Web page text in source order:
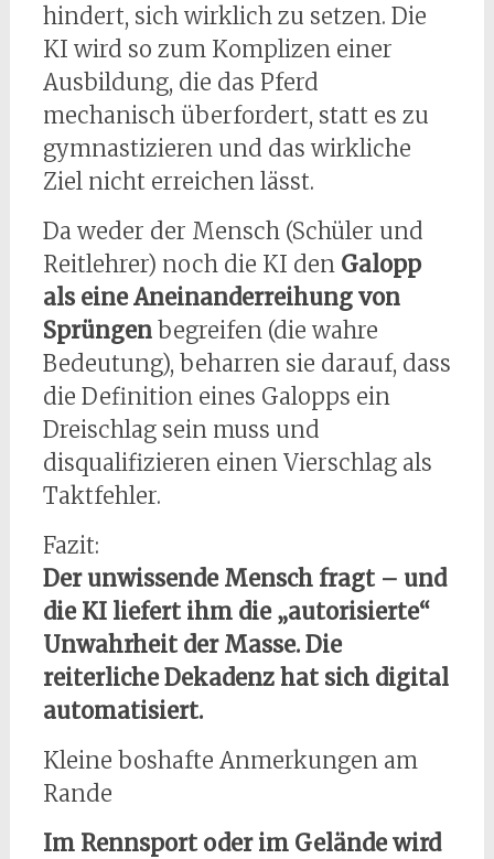
hindert, sich wirklich zu setzen. Die
KI wird so zum Komplizen einer
Ausbildung, die das Pferd
mechanisch überfordert, statt es zu
gymnastizieren und das wirkliche
Ziel nicht erreichen lässt.
Da weder der Mensch (Schüler und
Reitlehrer) noch die KI den Galopp
als eine Aneinanderreihung von
Sprüngenbegreifen (die wahre
Bedeutung), beharren sie darauf, dass
die Definition eines Galopps ein
Dreischlag sein muss und
disqualifizieren einen Vierschlag als
Taktfehler.
Fazit:
Der unwissende Mensch fragt – und
die KI liefert ihm die „autorisierte“
Unwahrheit der Masse. Die
reiterliche Dekadenz hat sich digital
automatisiert.
Kleine boshafte Anmerkungen am
Rande
Im Rennsport oder im Gelände wird